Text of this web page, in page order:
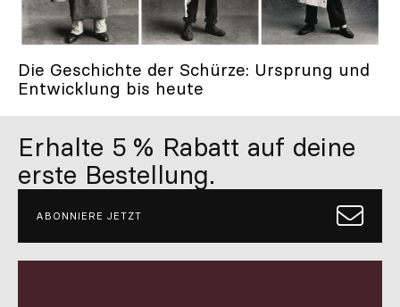
Inspiration
Suchen
Contact
with
by
Whatsapp
Whatsapp Contact
with
+34 623 602 471
Die Geschichte der Schürze: Ursprung und
Entwicklung bis heute
Erhalte 5 % Rabatt auf deine
erste Bestellung.
ABONNIERE JETZT